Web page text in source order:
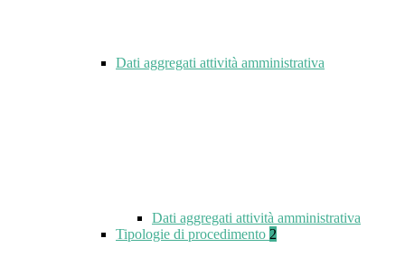
Dati aggregati attività amministrativa
Dati aggregati attività amministrativa
Tipologie di procedimento 2